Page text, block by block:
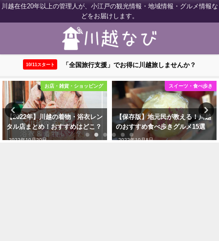
川越在住20年以上の管理人が、小江戸の観光情報・地域情報・グルメ情報な
どをお届けします。
10/11スタート 「全国旅行支援」でお得に川越旅しませんか？
お店・雑貨・ショッピング
【2022年】川越の着物・浴衣レン
タル店まとめ！おすすめはどこ？
2022年10月20日
スイーツ・食べ歩き
【保存版】地元民が教える！川越
のおすすめ食べ歩きグルメ15選
2022年10月8日